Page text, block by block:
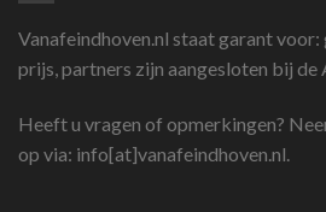
Vanafeindhoven.nl staat garant voor:
prijs, partners zijn aangesloten bij de
Heeft u vragen of opmerkingen?
op via: info[at]vanafeindhoven.nl.